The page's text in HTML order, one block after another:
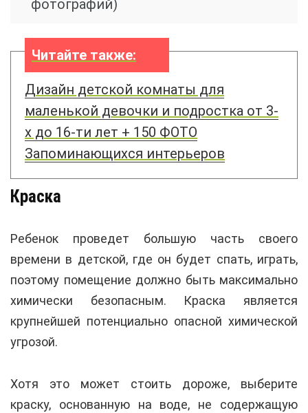
фотографий)
Читайте также:
Дизайн детской комнаты для
маленькой девочки и подростка от 3-
х до 16-ти лет + 150 ФОТО
Запоминающихся интерьеров
Краска
Ребенок проведет большую часть своего
времени в детской, где он будет спать, играть,
поэтому помещение должно быть максимально
химически безопасным. Краска является
крупнейшей потенциально опасной химической
угрозой.
Хотя это может стоить дороже, выберите
краску, основанную на воде, не содержащую